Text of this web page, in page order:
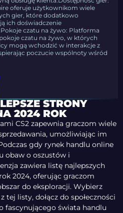
oferuje użytkownikom wiele
gier, które dodatkowo
ich doświadczenie
czatu na żywo: Platforma
czatu na żywo, w których
mogą wchodzić w interakcje z
poczucie wspólnoty wśród
STRONY
2024 ROK
CS2 zapewnia graczom wiele
umożliwiając im
gdy rynek handlu online
obaw o oszustów i
zawiera listę najlepszych
2024, oferując graczom
do eksploracji. Wybierz
listy, dołącz do społeczności
fascynującego świata handlu